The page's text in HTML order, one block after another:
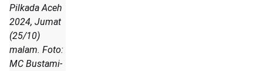
Pilkada Aceh
2024, Jumat
(25/10)
malam. Foto:
MC Bustami-